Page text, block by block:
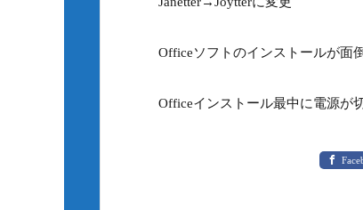
Officeソフトのインストールが面
Officeインストール最中に電源が